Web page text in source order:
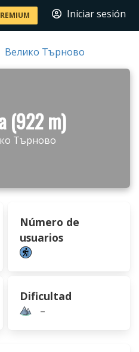
Iniciar sesión
Велико Търново
(922 m)
Търново
Número de
usuarios
Dificultad
–